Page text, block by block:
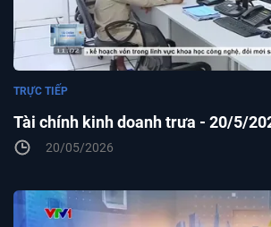
Tài chính kinh doanh trưa - 20/5/
TRỰC TIẾP
20/05/2026